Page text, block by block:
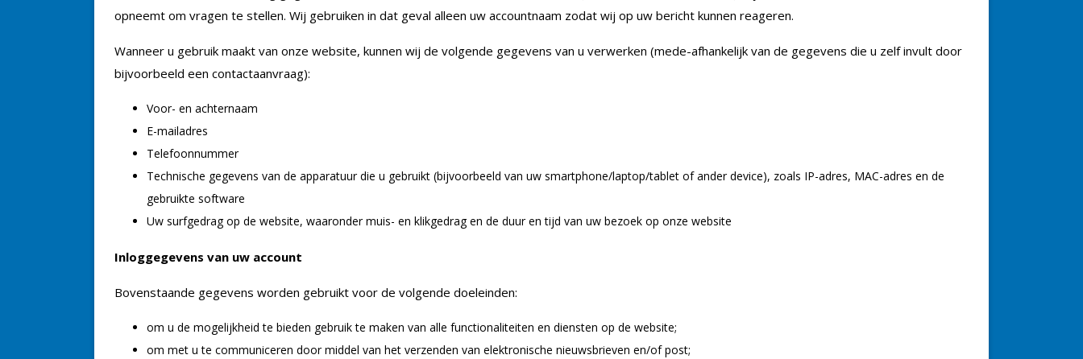
opneemt om vragen te stellen. Wij gebruiken in dat geval alleen uw accountnaam zodat wij op uw bericht kunnen reageren.
Wanneer u gebruik maakt van onze website, kunnen wij de volgende gegevens van u verwerken (mede-afhankelijk van de gegevens die u zelf invult door
bijvoorbeeld een contactaanvraag):
Voor- en achternaam
E-mailadres
Telefoonnummer
Technische gegevens van de apparatuur die u gebruikt (bijvoorbeeld van uw smartphone/laptop/tablet of ander device), zoals IP-adres, MAC-adres en de
gebruikte software
Uw surfgedrag op de website, waaronder muis- en klikgedrag en de duur en tijd van uw bezoek op onze website
Inloggegevens van uw account
Bovenstaande gegevens worden gebruikt voor de volgende doeleinden:
om u de mogelijkheid te bieden gebruik te maken van alle functionaliteiten en diensten op de website;
om met u te communiceren door middel van het verzenden van elektronische nieuwsbrieven en/of post;